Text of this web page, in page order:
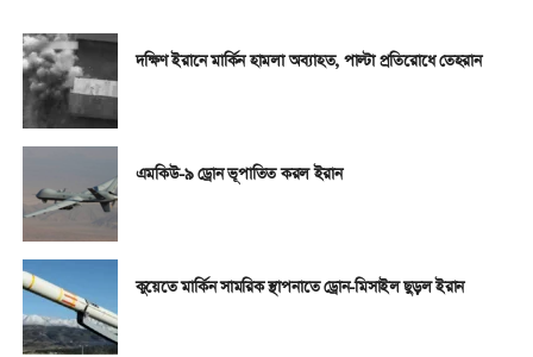
দক্ষিণ ইরানে মার্কিন হামলা অব্যাহত, পাল্টা প্রতিরোধে তেহরান
এমকিউ-৯ ড্রোন ভূপাতিত করল ইরান
কুয়েতে মার্কিন সামরিক স্থাপনাতে ড্রোন-মিসাইল ছুড়ল ইরান